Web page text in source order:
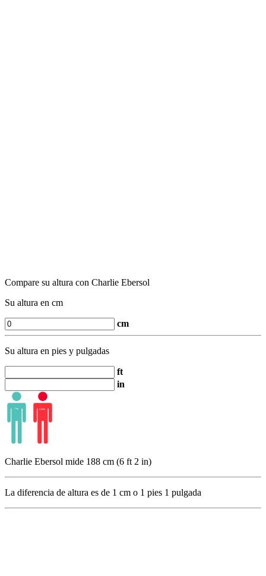
Compare su altura con Charlie Ebersol
Su altura en cm
cm
Su altura en pies y pulgadas
ft
in
Charlie Ebersol mide 188 cm (6 ft 2 in)
La diferencia de altura es de 1 cm o 1 pies 1 pulgada